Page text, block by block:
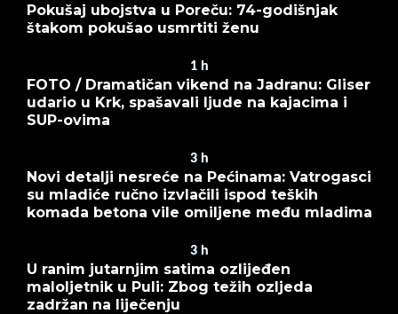
Pokušaj ubojstva u Poreču: 74-godišnjak
štakom pokušao usmrtiti ženu
1 h
FOTO / Dramatičan vikend na Jadranu: Gliser
udario u Krk, spašavali ljude na kajacima i
SUP-ovima
3 h
Novi detalji nesreće na Pećinama: Vatrogasci
su mladiće ručno izvlačili ispod teških
komada betona vile omiljene među mladima
3 h
U ranim jutarnjim satima ozlijeđen
maloljetnik u Puli: Zbog težih ozljeda
zadržan na liječenju